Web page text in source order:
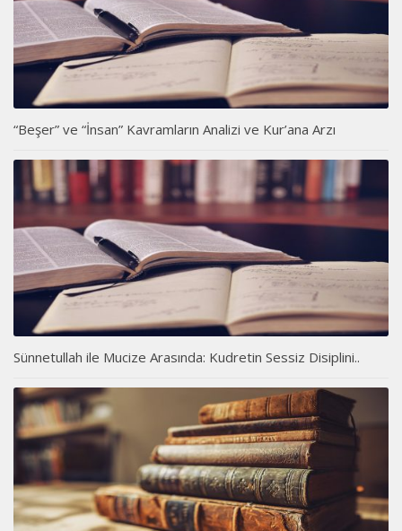
“Beşer” ve “İnsan” Kavramların Analizi ve Kur’ana Arzı
Sünnetullah ile Mucize Arasında: Kudretin Sessiz Disiplini..